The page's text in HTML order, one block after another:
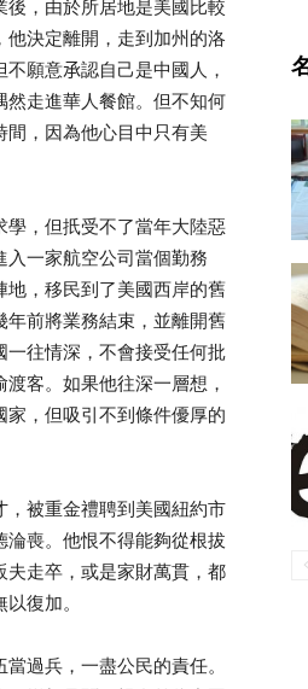
，由於所居地是美國比較
決定離開，走到加州的洛
願意𠄘認自己是中國人，
然走進華人餐館。但不知何
，因為他心目中只有美
學，但扺受不了當年大陸惡
一家航空公司當個勤務
地，移民到了美國西岸的舊
年前將業務結束，並離開舊
一往情深，不會接受任何批
客。如果他往深一層想，
，但吸引不到條件優厚的
，被重金禮聘到美國紐約市
喪。他恨不得能夠從根拔
夫走卒，或是家財萬貫，都
復加。
過兵，一盡公民的責任。